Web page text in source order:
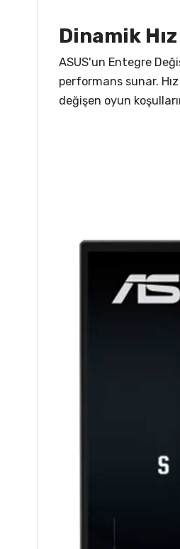
Dinamik
ASUS'un Entegre
performans sunar.
değişen oyun